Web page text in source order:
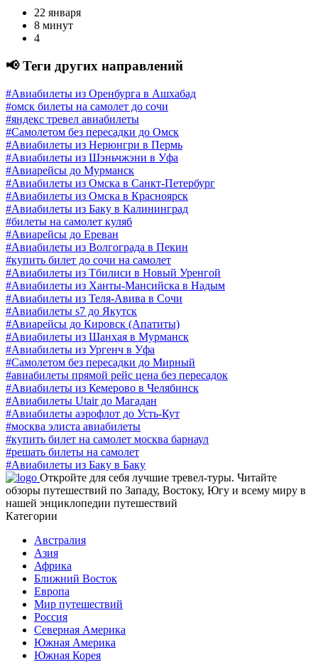
22 января
8 минут
4
📢 Теги других направлений
#Авиабилеты из Оренбурга в Ашхабад
#омск билеты на самолет до сочи
#яндекс тревел авиабилеты
#Самолетом без пересадки до Омск
#Авиабилеты из Нерюнгри в Пермь
#Авиабилеты из Шэньчжэни в Уфа
#Авиарейсы до Мурманск
#Авиабилеты из Омска в Санкт-Петербург
#Авиабилеты из Омска в Красноярск
#Авиабилеты из Баку в Калининград
#билеты на самолет куляб
#Авиарейсы до Ереван
#Авиабилеты из Волгограда в Пекин
#купить билет до сочи на самолет
#Авиабилеты из Тбилиси в Новый Уренгой
#Авиабилеты из Ханты-Мансийска в Надым
#Авиабилеты из Теля-Авива в Сочи
#Авиабилеты s7 до Якутск
#Авиарейсы до Кировск (Апатиты)
#Авиабилеты из Шанхая в Мурманск
#Авиабилеты из Ургенч в Уфа
#Самолетом без пересадки до Мирный
#авиабилеты прямой рейс цена без пересадок
#Авиабилеты из Кемерово в Челябинск
#Авиабилеты Utair до Магадан
#Авиабилеты аэрофлот до Усть-Кут
#москва элиста авиабилеты
#купить билет на самолет москва барнаул
#решать билеты на самолет
#Авиабилеты из Баку в Баку
Откройте для себя лучшие тревел-туры. Читайте
обзоры путешествий по Западу, Востоку, Югу и всему миру в
нашей энциклопедии путешествий
Категории
Австралия
Азия
Африка
Ближний Восток
Европа
Мир путешествий
Россия
Северная Америка
Южная Америка
Южная Корея